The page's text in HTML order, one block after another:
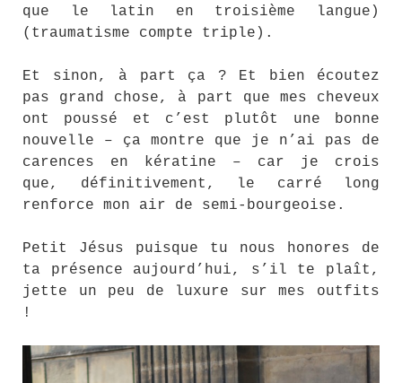
que le latin en troisième langue)
(traumatisme compte triple).
Et sinon, à part ça ? Et bien écoutez
pas grand chose, à part que mes cheveux
ont poussé et c’est plutôt une bonne
nouvelle – ça montre que je n’ai pas de
carences en kératine – car je crois
que, définitivement, le carré long
renforce mon air de semi-bourgeoise.
Petit Jésus puisque tu nous honores de
ta présence aujourd’hui, s’il te plaît,
jette un peu de luxure sur mes outfits
!